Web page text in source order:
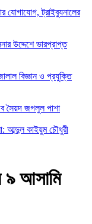
যোগাযোগ, ট্রাইব্যুনালের
উদ্দেশে ভারপ্রাপ্ত
বিজ্ঞান ও প্রযুক্তি
সৈয়দ জগলুল পাশা
আব্দুল কাইয়ুম চৌধুরী
৯ আসামি